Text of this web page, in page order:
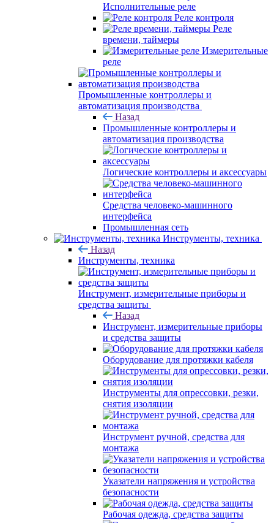
Исполнительные реле
Реле контроля
Реле
времени, таймеры
Измерительные
реле
Промышленные контроллеры и
автоматизация производства
Назад
Промышленные контроллеры и
автоматизация производства
Логические контроллеры и аксессуары
Средства человеко-машинного
интерфейса
Промышленная сеть
Инструменты, техника
Назад
Инструменты, техника
Инструмент, измерительные приборы и
средства защиты
Назад
Инструмент, измерительные приборы
и средства защиты
Оборудование для протяжки кабеля
Инструменты для опрессовки, резки,
снятия изоляции
Инструмент ручной, средства для
монтажа
Указатели напряжения и устройства
безопасности
Рабочая одежда, средства защиты